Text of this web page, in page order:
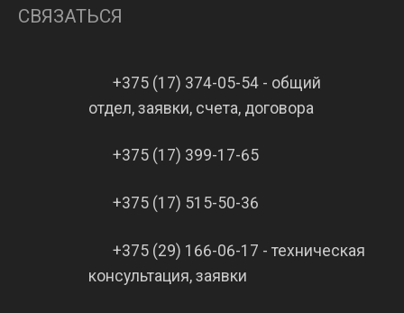
СВЯЗАТЬСЯ
+375 (17) 374-05-54 - общий
отдел, заявки, счета, договора
+375 (17) 399-17-65
+375 (17) 515-50-36
+375 (29) 166-06-17 - техническая
консультация, заявки